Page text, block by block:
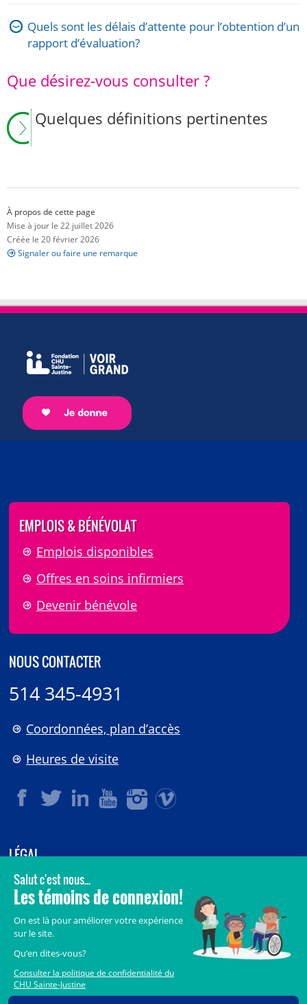
Quels sont les délais d’attente pour l’obtention d’un
rapport d’évaluation?
Que désirez-vous consulter ?
Quelques définitions pertinentes
À propos de cette page
Mise à jour le 22 juillet 2026
Créée le 20 février 2026
Signaler ou faire une remarque
EMPLOIS & BÉNÉVOLAT
Emplois disponibles
Offres en soins infirmiers
Devenir bénévole
NOUS CONTACTER
514 345-4931
Coordonnées, plan d’accès
Heures de visite
LÉGAL
© 2006-2026CHU Sainte-Justine.
Tous droits réservés.
Crédits
Accès aux documents des organismes publics